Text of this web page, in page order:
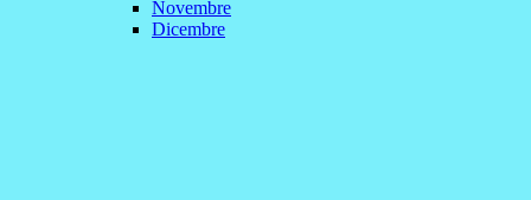
Novembre
Dicembre